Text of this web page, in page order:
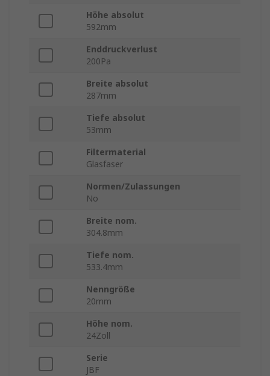
Höhe absolut
592mm
Enddruckverlust
200Pa
Breite absolut
287mm
Tiefe absolut
53mm
Filtermaterial
Glasfaser
Normen/Zulassungen
No
Breite nom.
304.8mm
Tiefe nom.
533.4mm
Nenngröße
20mm
Höhe nom.
24Zoll
Serie
JBF